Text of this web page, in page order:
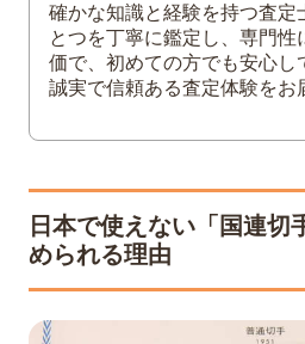
経年変化による「シ
コレクションの「網
度）」
4
国連切手買取で損をし
さない」
2. 専用の特製アルバ
ト」にして出す
3. シミや汚れがあっ
確かな知識と経験を持つ査定
とつを丁寧に鑑定し、専門性
価で、初めての方でも安心し
誠実で信頼ある査定体験をお
日本で使えない「国連切
められる理由